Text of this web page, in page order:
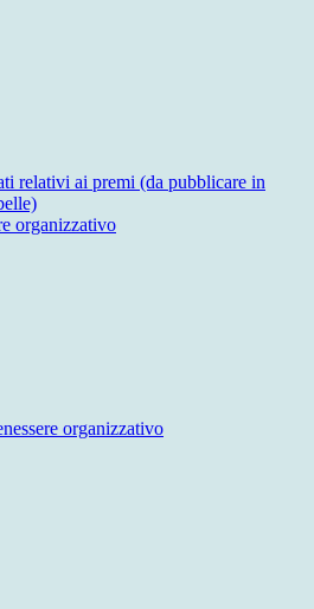
relativi ai premi (da pubblicare in
organizzativo
organizzativo